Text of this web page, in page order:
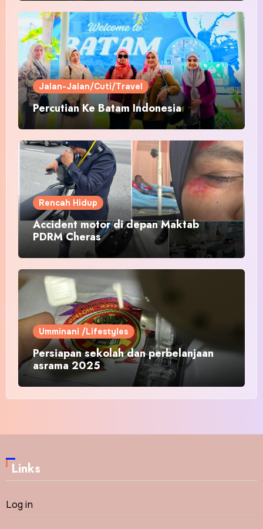
Jalan-Jalan/Cuti/Travel
Percutian Ke Batam Indonesia
Rencah Hidup
Accident motor di depan Maktab
PDRM Cheras
Umminani /Lifestyles
Persiapan sekolah dan perbelanjaan
asrama 2025
Links
Log in